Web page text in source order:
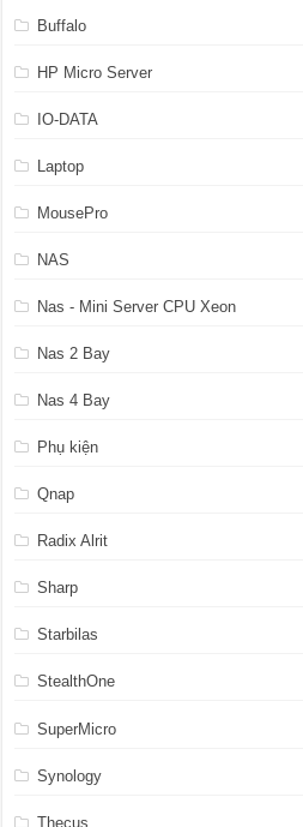
Buffalo
HP Micro Server
IO-DATA
Laptop
MousePro
NAS
Nas - Mini Server CPU Xeon
Nas 2 Bay
Nas 4 Bay
Phụ kiện
Qnap
Radix Alrit
Sharp
Starbilas
StealthOne
SuperMicro
Synology
Thecus